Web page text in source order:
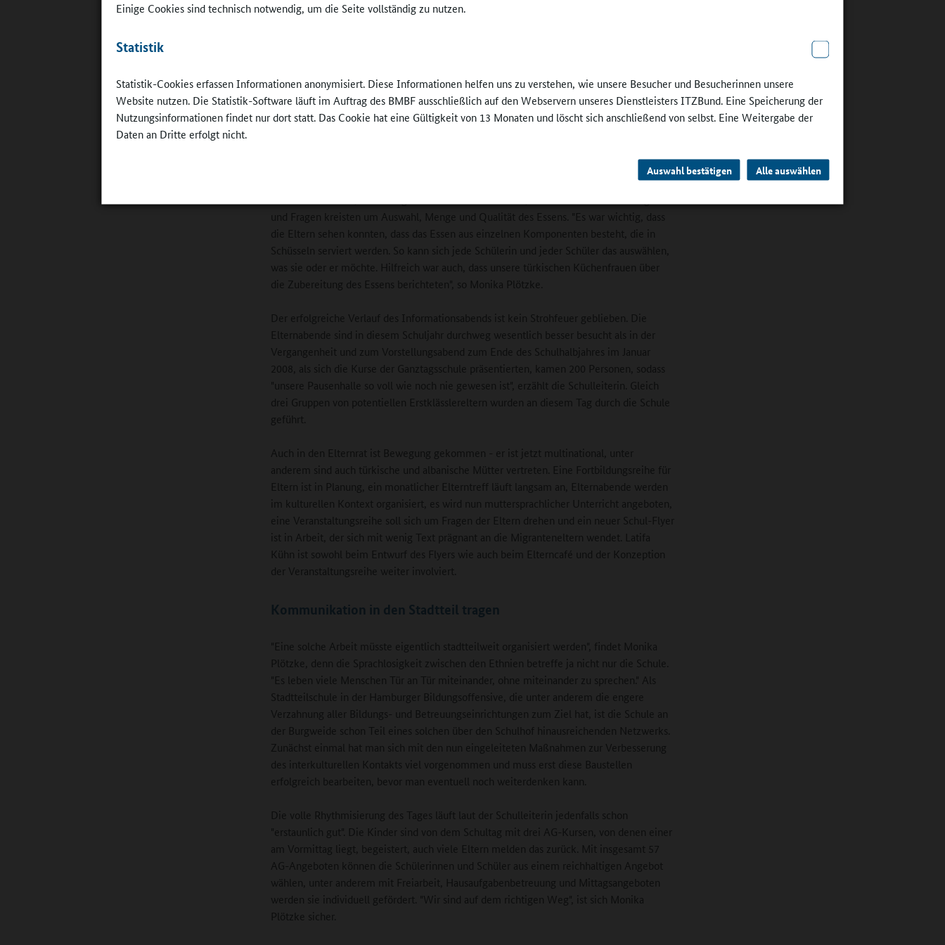
Einige Cookies sind technisch notwendig, um die Seite vollständig zu nutzen.
Statistik
Statistik-Cookies erfassen Informationen anonymisiert. Diese Informationen helfen uns zu verstehen, wie unsere Besucher und Besucherinnen unsere
Website nutzen. Die Statistik-Software läuft im Auftrag des BMBF ausschließlich auf den Webservern unseres Dienstleisters ITZBund. Eine Speicherung der
Nutzungsinformationen findet nur dort statt. Das Cookie hat eine Gültigkeit von 13 Monaten und löscht sich anschließend von selbst. Eine Weitergabe der
Daten an Dritte erfolgt nicht.
Auswahl bestätigen Alle auswählen
Mütter - eine bis dahin nicht ansatzweise erreichte Zahl. Auch bei der Organisation des
Plötzke. "Alle konnten endlich alle Fragen und Ängste loswerden. Die Eltern fanden das
toll, und es gab keine Abmeldungen wegen der Umwandlung in eine Ganztagsschule."
Als besonders wichtigen und richtigen Schritt erwies sich der Punkt, an diesem Abend
und Fragen kreisten um Auswahl, Menge und Qualität des Essens. "Es war wichtig, dass
die Eltern sehen konnten, dass das Essen aus einzelnen Komponenten besteht, die in
Schüsseln serviert werden. So kann sich jede Schülerin und jeder Schüler das auswählen,
was sie oder er möchte. Hilfreich war auch, dass unsere türkischen Küchenfrauen über
die Zubereitung des Essens berichteten", so Monika Plötzke.
Der erfolgreiche Verlauf des Informationsabends ist kein Strohfeuer geblieben. Die
Elternabende sind in diesem Schuljahr durchweg wesentlich besser besucht als in der
Vergangenheit und zum Vorstellungsabend zum Ende des Schulhalbjahres im Januar
2008, als sich die Kurse der Ganztagsschule präsentierten, kamen 200 Personen, sodass
"unsere Pausenhalle so voll wie noch nie gewesen ist", erzählt die Schulleiterin. Gleich
drei Gruppen von potentiellen Erstklässlereltern wurden an diesem Tag durch die Schule
geführt.
Auch in den Elternrat ist Bewegung gekommen - er ist jetzt multinational, unter
anderem sind auch türkische und albanische Mütter vertreten. Eine Fortbildungsreihe für
Eltern ist in Planung, ein monatlicher Elterntreff läuft langsam an, Elternabende werden
im kulturellen Kontext organisiert, es wird nun muttersprachlicher Unterricht angeboten,
eine Veranstaltungsreihe soll sich um Fragen der Eltern drehen und ein neuer Schul-Flyer
ist in Arbeit, der sich mit wenig Text prägnant an die Migranteneltern wendet. Latifa
Kühn ist sowohl beim Entwurf des Flyers wie auch beim Elterncafé und der Konzeption
der Veranstaltungsreihe weiter involviert.
Kommunikation in den Stadtteil tragen
"Eine solche Arbeit müsste eigentlich stadtteilweit organisiert werden", findet Monika
Plötzke, denn die Sprachlosigkeit zwischen den Ethnien betreffe ja nicht nur die Schule.
"Es leben viele Menschen Tür an Tür miteinander, ohne miteinander zu sprechen." Als
Stadtteilschule in der Hamburger Bildungsoffensive, die unter anderem die engere
Verzahnung aller Bildungs- und Betreuungseinrichtungen zum Ziel hat, ist die Schule an
der Burgweide schon Teil eines solchen über den Schulhof hinausreichenden Netzwerks.
Zunächst einmal hat man sich mit den nun eingeleiteten Maßnahmen zur Verbesserung
des interkulturellen Kontakts viel vorgenommen und muss erst diese Baustellen
erfolgreich bearbeiten, bevor man eventuell noch weiterdenken kann.
Die volle Rhythmisierung des Tages läuft laut der Schulleiterin jedenfalls schon
"erstaunlich gut". Die Kinder sind von dem Schultag mit drei AG-Kursen, von denen einer
am Vormittag liegt, begeistert, auch viele Eltern melden das zurück. Mit insgesamt 57
AG-Angeboten können die Schülerinnen und Schüler aus einem reichhaltigen Angebot
wählen, unter anderem mit Freiarbeit, Hausaufgabenbetreuung und Mittagsangeboten
werden sie individuell gefördert. "Wir sind auf dem richtigen Weg", ist sich Monika
Plötzke sicher.